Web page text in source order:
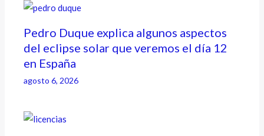
Pedro Duque explica algunos aspectos
del eclipse solar que veremos el día 12
en España
agosto 6, 2026